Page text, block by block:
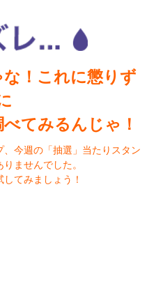
！これに懲りず
てみるんじゃ！
今週の「抽選」当たりスタン
ませんでした。
てみましょう！